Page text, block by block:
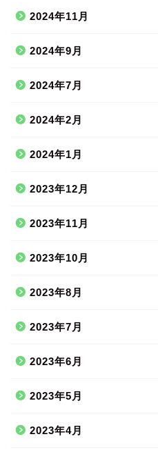
2024年11月
2024年9月
2024年7月
2024年2月
2024年1月
2023年12月
2023年11月
2023年10月
2023年8月
2023年7月
2023年6月
2023年5月
2023年4月